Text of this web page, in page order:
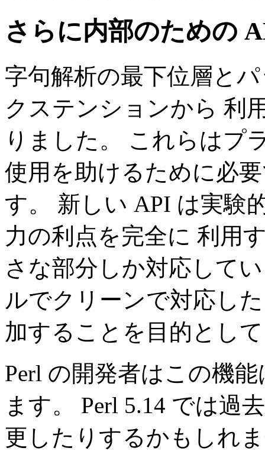
さらに内部のための
字句解析の最下位層と
クステンションから 利
りました。 これらはプ
使用を助けるために必
す。 新しい API は実験
力の利点を完全に 利用
さな部分しか対応して
ルでクリーンで対応し
加することを目的とし
Perl の開発者はこの機
ます。 Perl 5.14 では過
更したりするかもしれ